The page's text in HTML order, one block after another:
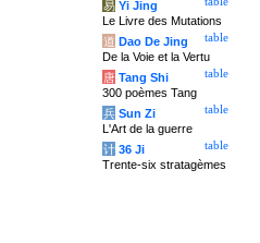
易 Yi Jing
Le Livre des Mutations
table
道 Dao De Jing
De la Voie et la Vertu
table
唐 Tang Shi
300 poèmes Tang
table
兵 Sun Zi
L'Art de la guerre
table
计 36 Ji
Trente-six stratagèmes